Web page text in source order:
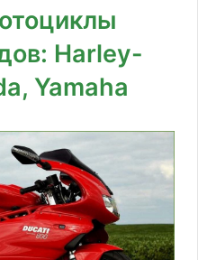
Harley-
Yamaha